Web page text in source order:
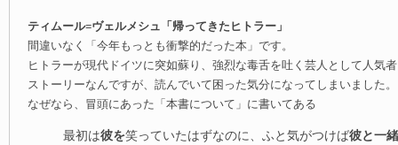
ティムール=ヴェルメシュ「帰ってきたヒトラー」
間違いなく「今年もっとも衝撃的だった本」です。
ヒトラーが現代ドイツに突如蘇り、強烈な毒舌を吐く芸人として人気
ストーリーなんですが、読んでいて困った気分になってしまいました。
なぜなら、冒頭にあった「本書について」に書いてある
最初は彼を笑っていたはずなのに、ふと気がつけば彼と一